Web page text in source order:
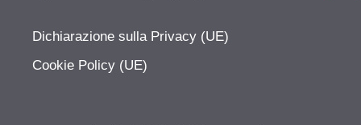
Dichiarazione sulla Privacy (UE)
Cookie Policy (UE)